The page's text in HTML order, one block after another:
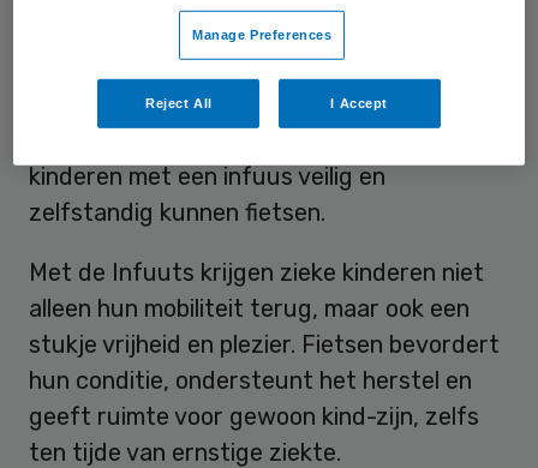
moment zette iets in beweging. Samen met
collega’s Jesse Bosma en Jeroen van den
Berg bedacht ze de Infuuts: een driewieler
kinderen met een infuus veilig en
zelfstandig kunnen fietsen.
Met de Infuuts krijgen zieke kinderen niet
alleen hun mobiliteit terug, maar ook een
stukje vrijheid en plezier. Fietsen bevordert
hun conditie, ondersteunt het herstel en
geeft ruimte voor gewoon kind-zijn, zelfs
ten tijde van ernstige ziekte.
Manage Preferences
Reject All I Accept